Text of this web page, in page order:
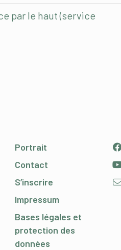
par le haut (service
Portrait
Contact
S’inscrire
Impressum
Bases légales et
protection des
données